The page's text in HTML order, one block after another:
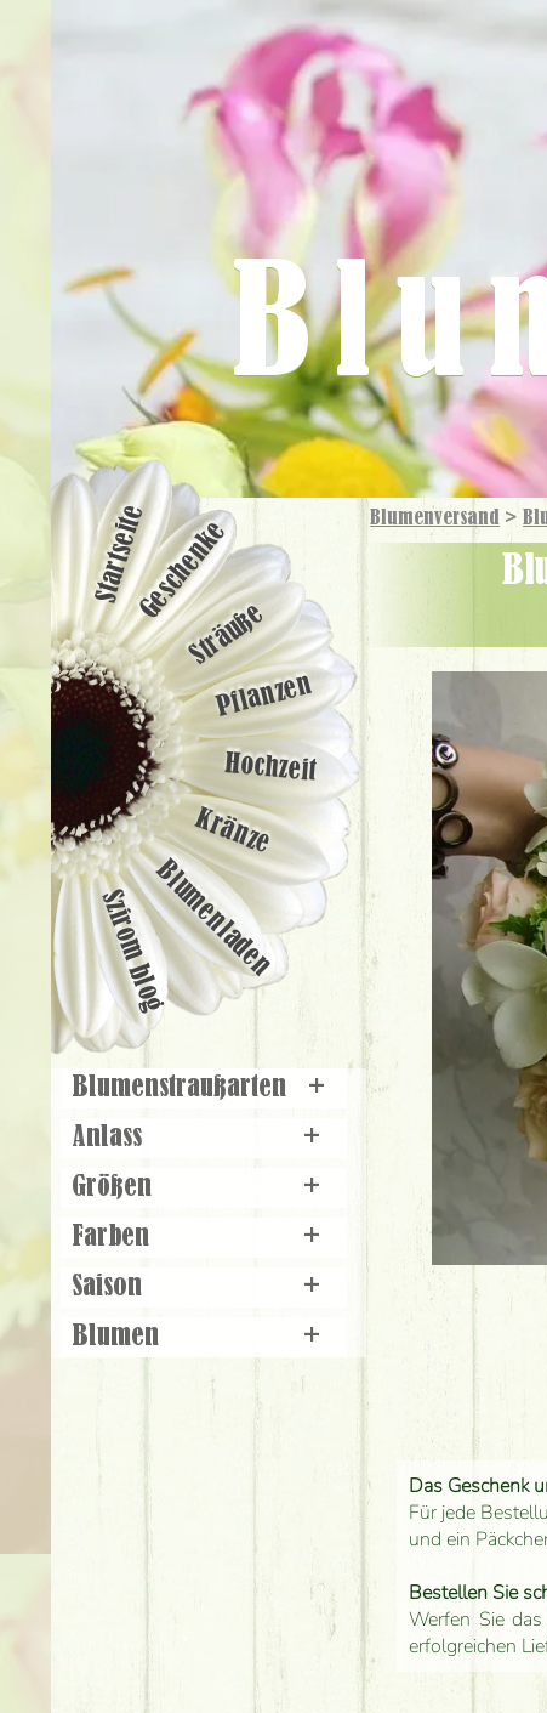
Blumenversand >
Blumenstrauß mit Pfirsich-Rosen und Freesien (20 Stämme) -
Das Geschenk
Für jede
und ein
Bestellen Sie
Werfen Sie
erfolgreichen
StartseiteGeschenke
Sträuße
Pflanzen
Hochzeit
Kränze
Blumenladen
Szirom blog
Blumenstraußarten
+
Anlass
+
Größen
+
Farben
+
Saison
+
Blumen
+